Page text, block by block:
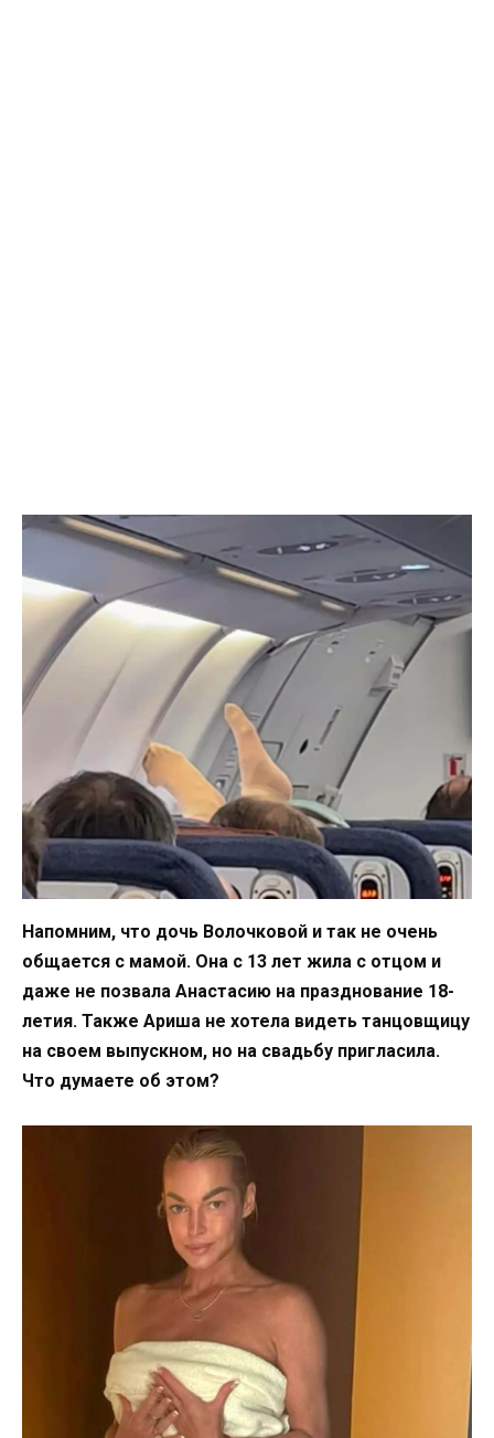
Напомним, что дочь Волочковой и так не очень
общается с мамой. Она с 13 лет жила с отцом и
даже не позвала Анастасию на празднование 18-
летия. Также Ариша не хотела видеть танцовщицу
на своем выпускном, но на свадьбу пригласила.
Что думаете об этом?